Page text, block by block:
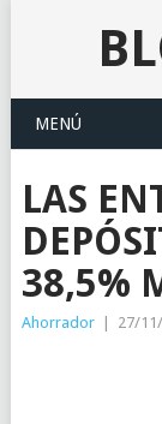
MENÚ
LAS
38,5%
Ahorrador 27/